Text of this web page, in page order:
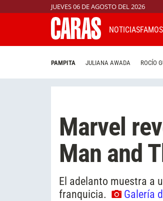
JUEVES 06 DE AGOSTO DEL 2026
NOTICIAS
PAMPITA JULIANA AWADA ROCÍO
Marvel
Man and
El adelanto muestra a
franquicia.
Galería